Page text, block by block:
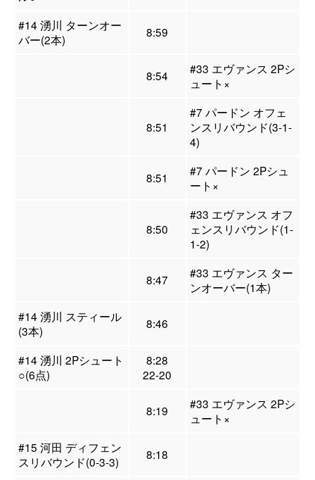
#14 湧川 ターンオー
バー(2本)
8:59
8:54
#33 エヴァンス 2Pシ
ュート×
8:51
#7 パードン オフェ
ンスリバウンド(3-1-
4)
8:51
#7 パードン 2Pシュ
ート×
8:50
#33 エヴァンス オフ
ェンスリバウンド(1-
1-2)
8:47
#33 エヴァンス ター
ンオーバー(1本)
#14 湧川 スティール
(3本)
8:46
#14 湧川 2Pシュート
○(6点)
8:28
22-20
8:19
#33 エヴァンス 2Pシ
ュート×
#15 河田 ディフェン
スリバウンド(0-3-3)
8:18